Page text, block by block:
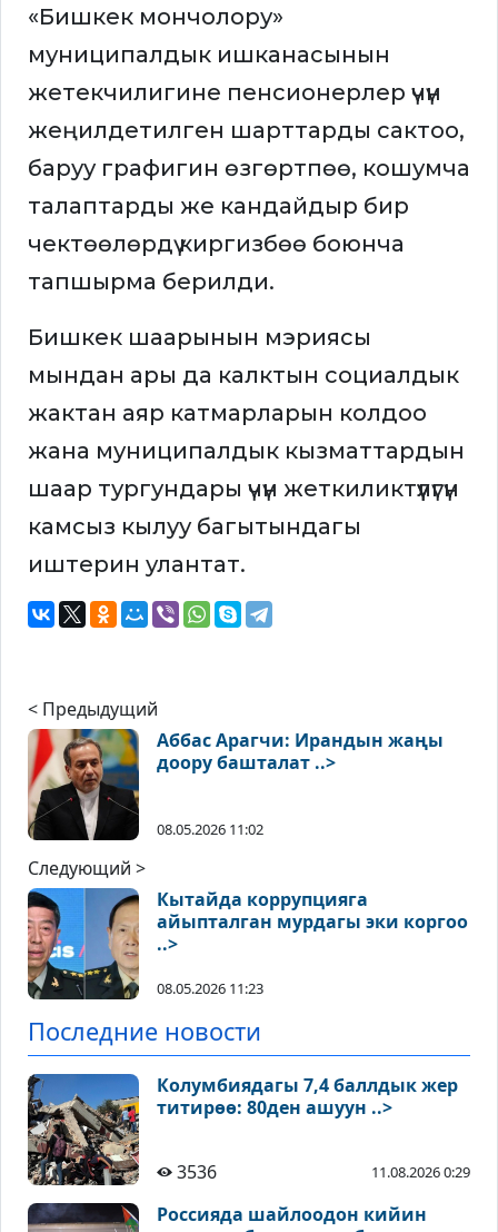
«Бишкек мончолору»
муниципалдык ишканасынын
жетекчилигине пенсионерлер үчүн
жеңилдетилген шарттарды сактоо,
баруу графигин өзгөртпөө, кошумча
талаптарды же кандайдыр бир
чектөөлөрдү киргизбөө боюнча
тапшырма берилди.
Бишкек шаарынын мэриясы
мындан ары да калктын социалдык
жактан аяр катмарларын колдоо
жана муниципалдык кызматтардын
шаар тургундары үчүн жеткиликтүүлүгүн
камсыз кылуу багытындагы
иштерин улантат.
< Предыдущий
Аббас Арагчи: Ирандын жаңы
доору башталат ..>
08.05.2026 11:02
Следующий >
Кытайда коррупцияга
айыпталган мурдагы эки коргоо
..>
08.05.2026 11:23
Последние новости
Колумбиядагы 7,4 баллдык жер
титирөө: 80ден ашуун ..>
3536 11.08.2026 0:29
Россияда шайлоодон кийин